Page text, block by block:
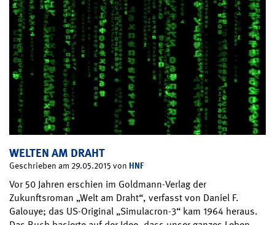
WELTEN AM DRAHT
Geschrieben am 29.05.2015 von HNF
Vor 50 Jahren erschien im Goldmann-Verlag der
Zukunftsroman „Welt am Draht“, verfasst von Daniel F.
Galouye; das US-Original „Simulacron-3“ kam 1964 heraus.